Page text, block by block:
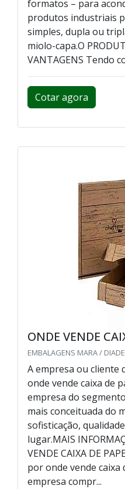
formatos – para
produtos industriais
simples, dupla ou
miolo-capa.O
VANTAGENS Tendo
Cotar agora
ONDE VENDE
EMBALAGENS MARA /
A empresa ou cliente
onde vende caixa de
empresa do
mais conceituada do
sofisticação,
lugar.MAIS
VENDE CAIXA DE
por onde vende caixa
empresa compr...